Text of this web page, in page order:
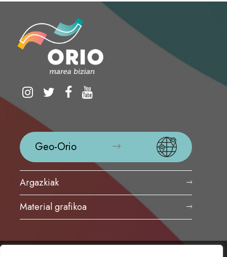
Geo-Orio
Argazkiak
Material grafikoa